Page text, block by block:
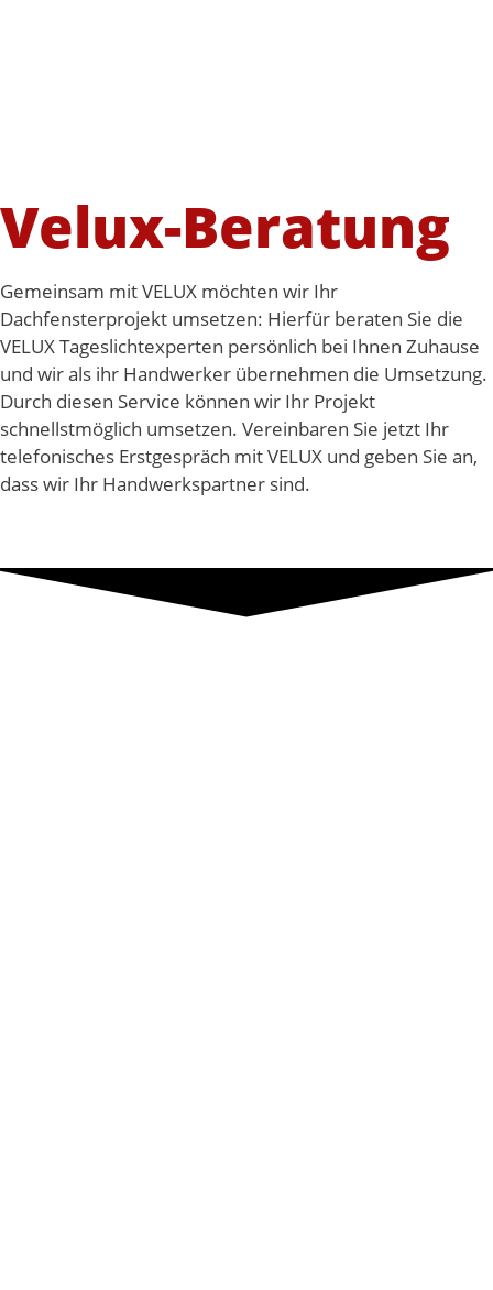
Velux-Beratung
Gemeinsam mit VELUX möchten wir Ihr
Dachfensterprojekt umsetzen: Hierfür beraten Sie die
VELUX Tageslichtexperten persönlich bei Ihnen Zuhause
und wir als ihr Handwerker übernehmen die Umsetzung.
Durch diesen Service können wir Ihr Projekt
schnellstmöglich umsetzen. Vereinbaren Sie jetzt Ihr
telefonisches Erstgespräch mit VELUX und geben Sie an,
dass wir Ihr Handwerkspartner sind.